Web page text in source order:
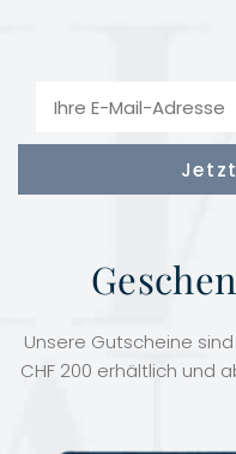
Unsere Gutscheine sind
CHF 200 erhältlich und